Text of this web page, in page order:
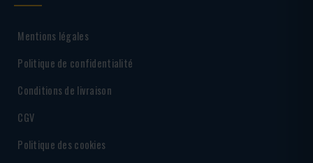
Mentions légales
Politique de confidentialité
Conditions de livraison
CGV
Politique des cookies